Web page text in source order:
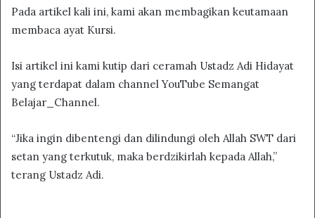
Pada artikel kali ini, kami akan membagikan keutamaan
membaca ayat Kursi.
Isi artikel ini kami kutip dari ceramah Ustadz Adi Hidayat
yang terdapat dalam channel YouTube Semangat
Belajar_Channel.
“Jika ingin dibentengi dan dilindungi oleh Allah SWT dari
setan yang terkutuk, maka berdzikirlah kepada Allah,”
terang Ustadz Adi.